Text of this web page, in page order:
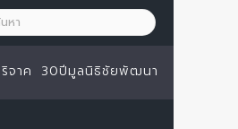
จาค 30ปีมูลนิธิชัยพัฒนา